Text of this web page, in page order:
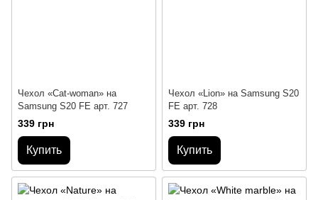
Чехол «Cat-woman» на
Samsung S20 FE арт. 727
339 грн
Купить
Чехол «Lion» на Samsung S20
FE арт. 728
339 грн
Купить